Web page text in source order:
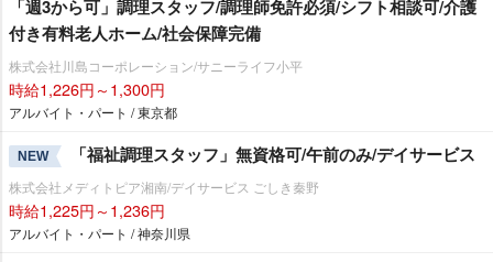
「週3から可」調理スタッフ/調理師免許必須/シフト相談可/介護
付き有料老人ホーム/社会保障完備
株式会社川島コーポレーション/サニーライフ小平
時給1,226円～1,300円
アルバイト・パート / 東京都
NEW 「福祉調理スタッフ」無資格可/午前のみ/デイサービス
株式会社メディトピア湘南/デイサービス ごしき秦野
時給1,225円～1,236円
アルバイト・パート / 神奈川県